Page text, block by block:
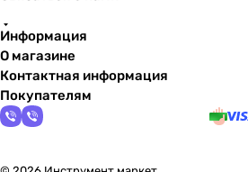
Информация
О магазине
Контактная информация
Покупателям